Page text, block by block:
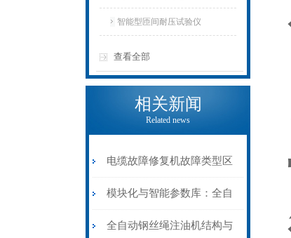
智能型匝间耐压试验仪
查看全部
相关新闻
Related news
电缆故障修复机故障类型区
分指南：从“绝缘电
阻”到“波形特征”的精准诊
模块化与智能参数库：全自
动电缆修复机的快速换型逻
全自动钢丝绳注油机结构与